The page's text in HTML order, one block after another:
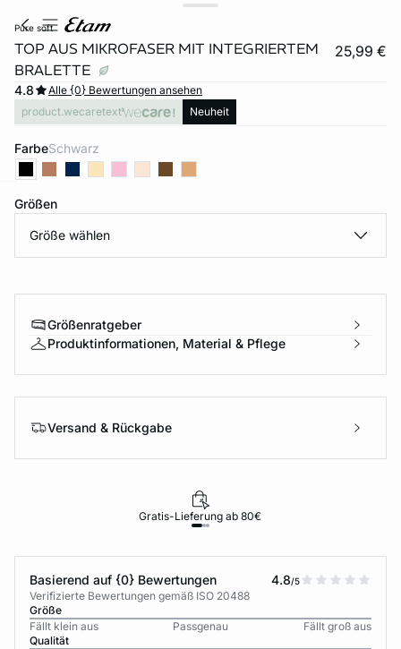
pure soft
TOP AUS MIKROFASER MIT INTEGRIERTEM
BRALETTE
25,99 €
4.8
Alle {0} Bewertungen ansehen
product.wecaretext
Neuheit
Farbe schwarz
Größen
Größe wählen
Größenratgeber
Produktinformationen, Material & Pflege
Versand & Rückgabe
Gratis-Lieferung ab 80€
Basierend auf {0} Bewertungen 4.8/5
Verifizierte Bewertungen gemäß ISO 20488
Größe
Fällt klein aus
Passgenau
Fällt groß aus
Qualität